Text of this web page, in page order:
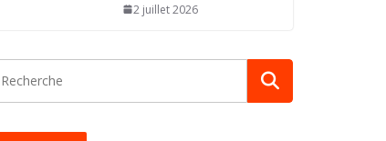
2 juillet 2026